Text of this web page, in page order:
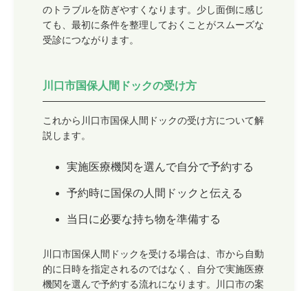
のトラブルを防ぎやすくなります。少し面倒に感じ
ても、最初に条件を整理しておくことがスムーズな
受診につながります。
川口市国保人間ドックの受け方
これから川口市国保人間ドックの受け方について解
説します。
実施医療機関を選んで自分で予約する
予約時に国保の人間ドックと伝える
当日に必要な持ち物を準備する
川口市国保人間ドックを受ける場合は、市から自動
的に日時を指定されるのではなく、自分で実施医療
機関を選んで予約する流れになります。川口市の案